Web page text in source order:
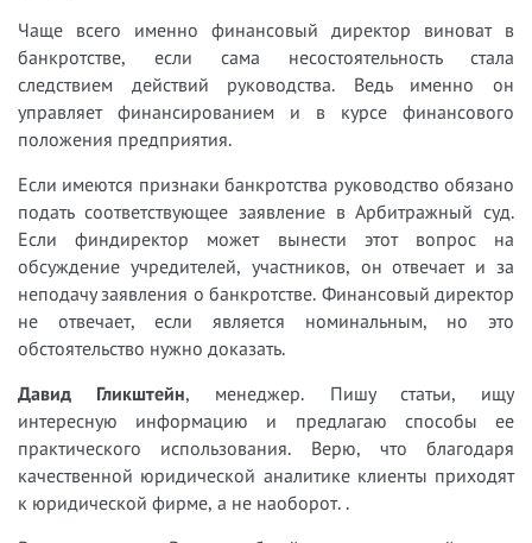
Чаще всего именно финансовый директор виноват в
банкротстве, если сама несостоятельность стала
следствием действий руководства. Ведь именно он
управляет финансированием и в курсе финансового
положения предприятия.
Если имеются признаки банкротства руководство обязано
подать соответствующее заявление в Арбитражный суд.
Если финдиректор может вынести этот вопрос на
обсуждение учредителей, участников, он отвечает и за
неподачу заявления о банкротстве. Финансовый директор
не отвечает, если является номинальным, но это
обстоятельство нужно доказать.
Давид Гликштейн, менеджер. Пишу статьи, ищу
интересную информацию и предлагаю способы ее
практического использования. Верю, что благодаря
качественной юридической аналитике клиенты приходят
к юридической фирме, а не наоборот. .